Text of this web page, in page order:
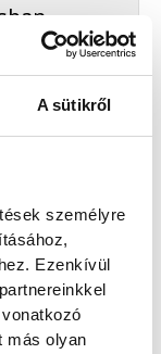
A sütikről
személyre
Ezenkívül
más olyan
a
át.